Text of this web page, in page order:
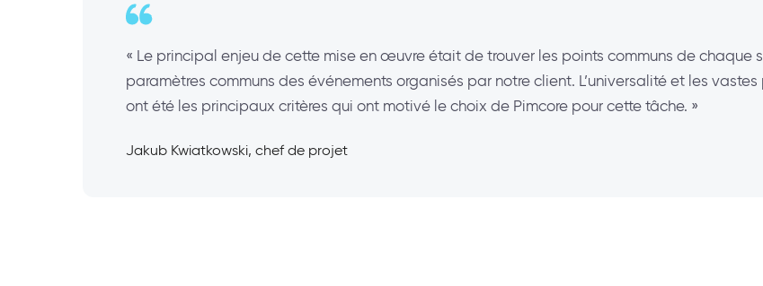
« Le principal enjeu de cette mise en œuvre était de trouver les points communs de chaque
paramètres communs des événements organisés par notre client. L’universalité et les
ont été les principaux critères qui ont motivé le choix de Pimcore pour cette tâche. »
Jakub Kwiatkowski, chef de projet